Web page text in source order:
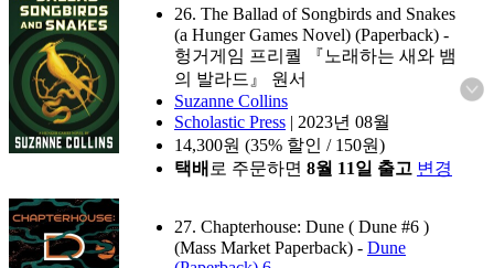
26. The Ballad of Songbirds and Snakes
(a Hunger Games Novel) (Paperback) -
헝거게임 프리퀄 『노래하는 새와 뱀
의 발라드』 원서
Suzanne Collins
Scholastic Press | 2023년 08월
14,300원 (35% 할인 / 150원)
택배 로 주문하면 8월 11일 출고 변경
27. Chapterhouse: Dune ( Dune #6 )
(Mass Market Paperback) - Dune